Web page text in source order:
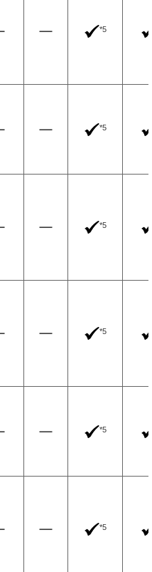
*5
*5
*5
*5
*5
*5